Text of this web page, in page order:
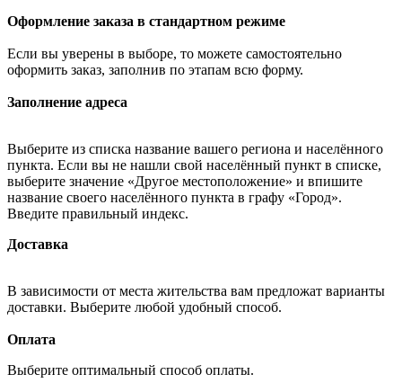
Оформление заказа в стандартном режиме
Если вы уверены в выборе, то можете самостоятельно
оформить заказ, заполнив по этапам всю форму.
Заполнение адреса
Выберите из списка название вашего региона и населённого
пункта. Если вы не нашли свой населённый пункт в списке,
выберите значение «Другое местоположение» и впишите
название своего населённого пункта в графу «Город».
Введите правильный индекс.
Доставка
В зависимости от места жительства вам предложат варианты
доставки. Выберите любой удобный способ.
Оплата
Выберите оптимальный способ оплаты.